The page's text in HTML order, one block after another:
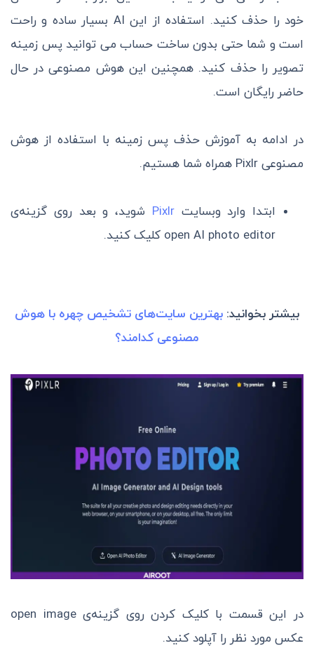
خود را حذف کنید. استفاده از این AI بسیار ساده و راحت
است و شما حتی بدون ساخت حساب می توانید پس زمینه
تصویر را حذف کنید. همچنین این هوش مصنوعی در حال
حاضر رایگان است.
در ادامه به آموزش حذف پس زمینه با استفاده از هوش
مصنوعی Pixlr همراه شما هستیم.
ابتدا وارد وبسایتPixlr شوید، و بعد روی گزینه‌ی
open AI photo editor کلیک کنید.
بیشتر بخوانید: بهترین سایت‌های تشخیص چهره با هوش
مصنوعی کدامند؟
در این قسمت با کلیک کردن روی گزینه‌ی open image
عکس مورد نظر را آپلود کنید.